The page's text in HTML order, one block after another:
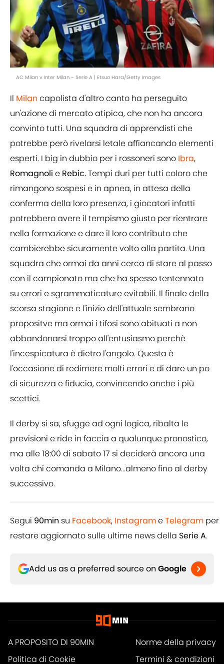
AC Milan v Inter Milan - Serie A | Etsuo Hara/Getty Images
Il Milan capolista d'altro canto ha perseguito
un'azione di mercato atipica, che non ha ancora
convinto tutti. Una squadra di apprendisti che
potrebbe però rivelarsi letale affiancando elementi
esperti. I big in dubbio per i rossoneri sono Ibra,
Romagnoli e Rebic.Tempi duri per tutti coloro che
rimangono sospesi e in apnea, in attesa della
conferma della loro presenza, i giocatori infatti
potrebbero avere il tempismo giusto per rientrare
nella formazione e dare il loro contributo che
cambierebbe sicuramente volto alla partita. Una
squadra che ormai da anni cerca di stare al passo
con il campionato ma che ha spesso tentennato
su errori e sgrammaticature evitabili. Il finale della
scorsa stagione e l'inizio dell'attuale sembrano
propositve ma ormai i tifosi sono abituati a non
abbandonarsi troppo all'entusiasmo perchè
l'incespicatura è dietro l'angolo. Questa è
l'occasione di redimere molti errori e di dare un po
di sicurezza e fiducia, convincendo anche i più
scettici.
Il derby si sa, sfugge ad ogni logica, ribalta le
previsioni e ride in faccia a qualunque pronostico,
ma alle 18:00 di sabato 17 si deciderà ancora una
volta chi comanda a Milano...almeno fino al derby
successivo.
Segui 90min su Facebook, InstagrameTelegram per
restare aggiornato sulle ultime news della Serie A.
Add us as a preferred source on Google
A PROPOSITO DI 90MIN
Norme della privacy
Politica di Cookie
Termini & condizioni